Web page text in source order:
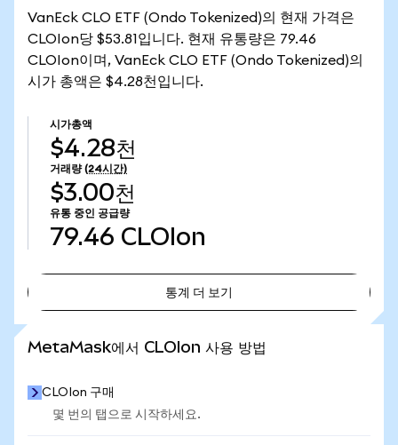
VanEck CLO ETF (Ondo Tokenized)의 현재 가격은
CLOIon당 $53.81입니다. 현재 유통량은 79.46
CLOIon이며, VanEck CLO ETF (Ondo Tokenized)의
시가 총액은 $4.28천입니다.
시가총액
$4.28천
거래량 (24시간)
$3.00천
유통 중인 공급량
79.46 CLOIon
통계 더 보기
MetaMask에서 CLOIon 사용 방법
CLOIon 구매
몇 번의 탭으로 시작하세요.